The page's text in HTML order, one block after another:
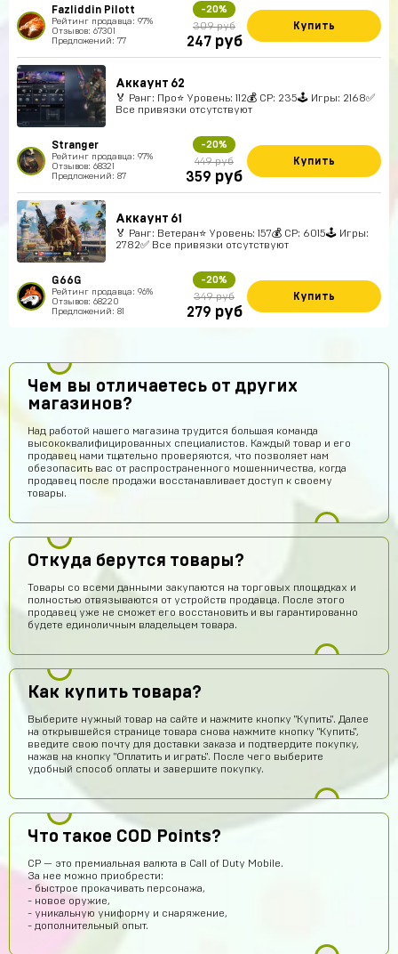
Fazliddin Pilott
Рейтинг продавца: 97%
Отзывов: 67301
Предложений: 77
-20%
309 руб
247 руб
Купить
Аккаунт 62
🏅 Ранг: Про⭐️ Уровень: 112💰 CP: 235🕹 Игры: 2168✅
Все привязки отсутствуют
Stranger
Рейтинг продавца: 97%
Отзывов: 68321
Предложений: 87
-20%
449 руб
359 руб
Купить
Аккаунт 61
🏅 Ранг: Ветеран⭐️ Уровень: 157💰 CP: 6015🕹 Игры:
2782✅ Все привязки отсутствуют
G66G
Рейтинг продавца: 96%
Отзывов: 68220
Предложений: 81
-20%
349 руб
279 руб
Купить
Чем вы отличаетесь от других
магазинов?
Над работой нашего магазина трудится большая команда
высококвалифицированных специалистов. Каждый товар и его
продавец нами тщательно проверяются, что позволяет нам
обезопасить вас от распространенного мошенничества, когда
продавец после продажи восстанавливает доступ к своему
товары.
Откуда берутся товары?
Товары со всеми данными закупаются на торговых площадках и
полностью отвязываются от устройств продавца. После этого
продавец уже не сможет его восстановить и вы гарантированно
будете единоличным владельцем товара.
Как купить товара?
Выберите нужный товар на сайте и нажмите кнопку "Купить". Далее
на открывшейся странице товара снова нажмите кнопку "Купить",
введите свою почту для доставки заказа и подтвердите покупку,
нажав на кнопку "Оплатить и играть". После чего выберите
удобный способ оплаты и завершите покупку.
Что такое COD Points?
CP — это премиальная валюта в Call of Duty Mobile.
За нее можно приобрести:
- быстрое прокачивать персонажа,
- новое оружие,
- уникальную униформу и снаряжение,
- дополнительный опыт.
Игорь Волков
Тоооп
Артем Парков
ПРИВЕТ